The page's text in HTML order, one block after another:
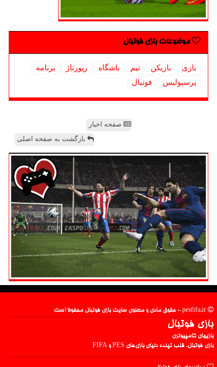
موضوعات بازی فوتبال
بازی بازیكن تیم باشگاه رپورتاژ
برنامه
پرسپولیس
فوتبال
صفحه اخبار
بازگشت به صفحه اصلی
بازی فوتبال
بازیهای کامپیوتری
بازی فوتبال، قلب تپنده دنیای بازی‌های PES و FIFA